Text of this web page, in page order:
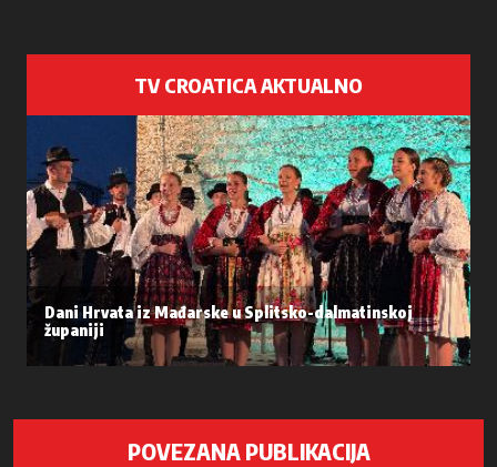
TV CROATICA AKTUALNO
Dani Hrvata iz Mađarske u Splitsko-dalmatinskoj
županiji
POVEZANA PUBLIKACIJA